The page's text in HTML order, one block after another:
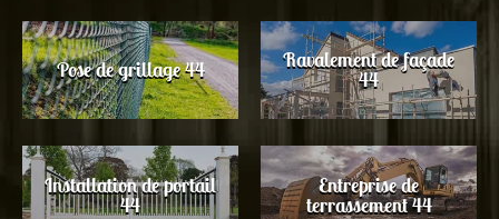
Pose de grillage 44 Ravalement de façade
44
Installation de portail
44
Entreprise de
terrassement 44